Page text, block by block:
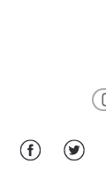
Facebook Twitter